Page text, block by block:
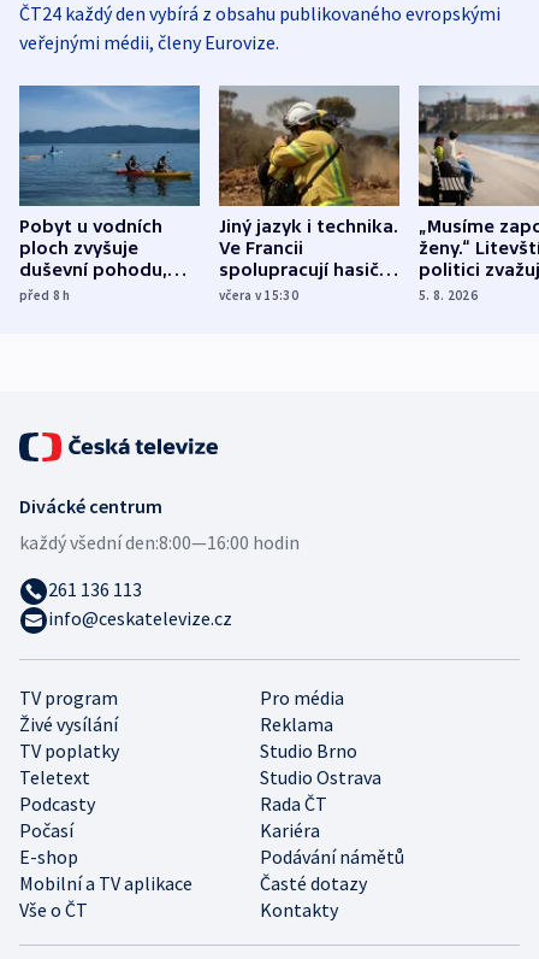
ČT24 každý den vybírá z obsahu publikovaného evropskými
veřejnými médii, členy Eurovize.
Pobyt u vodních
ploch zvyšuje
duševní pohodu,
ukázala
před 8h
Jiný jazyk i technika.
Ve Francii
spolupracují hasiči z
různých zemí
včera v 15:30
„Musíme
ženy.“
politici
dohodu o
5. 8. 2026
TV program
Pro média
Živé vysílání
Reklama
TV poplatky
Studio Brno
Teletext
Studio Ostrava
Podcasty
Rada ČT
Počasí
Kariéra
E-shop
Podávání námětů
Mobilní a TV aplikace
Časté dotazy
Vše o ČT
Kontakty
Divácké centrum
každý všední den:8:00—16:00 hodin
261 136 113
info@ceskatelevize.cz